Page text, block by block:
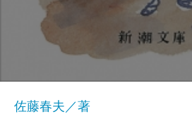
佐藤春夫／著